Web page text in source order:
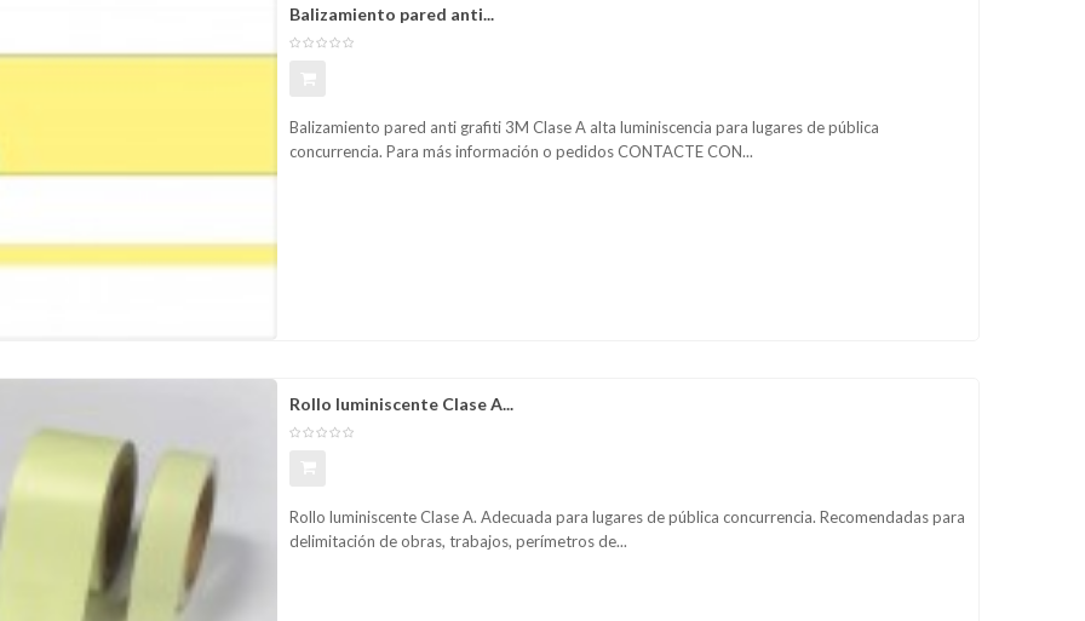
Balizamiento pared anti...
Balizamiento pared anti grafiti 3M Clase A alta luminiscencia para lugares de pública
concurrencia. Para más información o pedidos CONTACTE CON...
Rollo luminiscente Clase A...
Rollo luminiscente Clase A. Adecuada para lugares de pública concurrencia. Recomendadas para
delimitación de obras, trabajos, perímetros de...